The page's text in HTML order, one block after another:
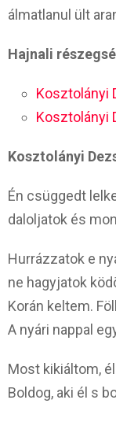
álmatlanul ült
Hajnali
Kosztolányi
Kosztolányi
Kosztolányi
Én csüggedt
daloljatok és
Hurrázzatok e
ne hagyjatok
Korán keltem.
A nyári nappal
Most kikiáltom,
Boldog, aki él s